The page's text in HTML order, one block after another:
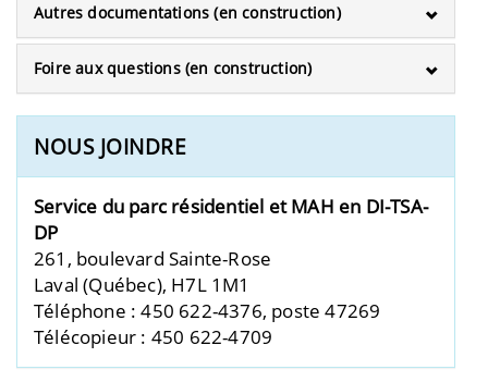
Autres documentations (en construction)
Foire aux questions (en construction)
NOUS JOINDRE
Service du parc résidentiel et MAH en DI-TSA-
DP
261, boulevard Sainte-Rose
Laval (Québec), H7L 1M1
Téléphone : 450 622-4376, poste 47269
Télécopieur : 450 622-4709